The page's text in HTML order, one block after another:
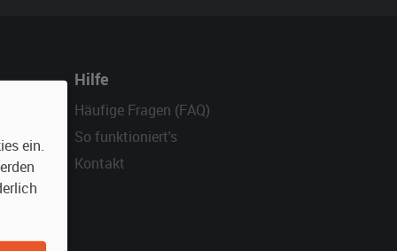
Hilfe
Häufige Fragen (FAQ)
So funktioniert's
Kontakt
ein.